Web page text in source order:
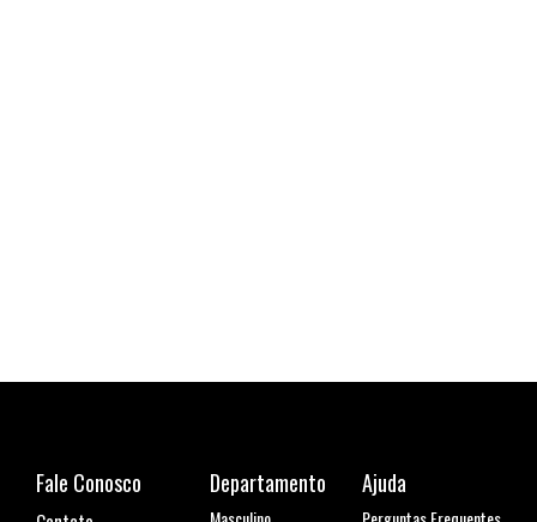
Fale Conosco Departamento Ajuda